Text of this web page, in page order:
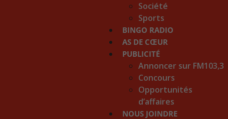
Société
Sports
BINGO RADIO
AS DE CŒUR
PUBLICITÉ
Annoncer sur FM103,3
Concours
Opportunités
d’affaires
NOUS JOINDRE